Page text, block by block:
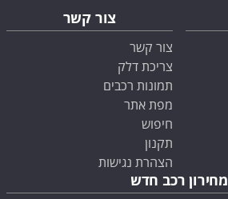
צור קשר
צור קשר
צריכת דלק
תמונות רכבים
מפת אתר
חיפוש
תקנון
הצהרת נגישות
מחירון רכב חדש